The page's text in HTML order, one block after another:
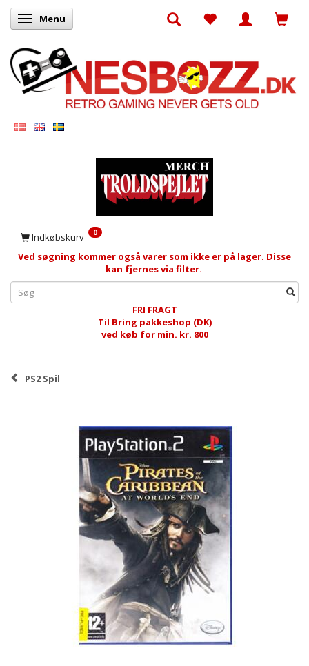
Skifte navigation
Menu
Indkøbskurv 0
Ved søgning kommer også varer som ikke er på lager. Disse
kan fjernes via filter.
FRI FRAGT
Til Bring pakkeshop (DK)
ved køb for min. kr. 800
PS2 Spil